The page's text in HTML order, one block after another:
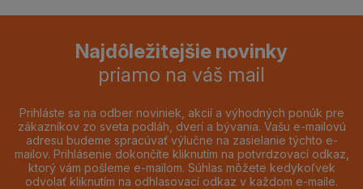
Najdôležitejšie novinky
priamo na váš mail
Prihláste sa na odber noviniek, akcií a výhodných ponúk pre
zákazníkov zo sveta podláh, dverí a bývania. Vašu e-mailovú
adresu budeme spracúvať výlučne na zasielanie týchto e-
mailov. Prihlásenie dokončíte kliknutím na potvrdzovací odkaz,
ktorý vám pošleme e-mailom. Súhlas môžete kedykoľvek
odvolať kliknutím na odhlasovací odkaz v každom e-maile.